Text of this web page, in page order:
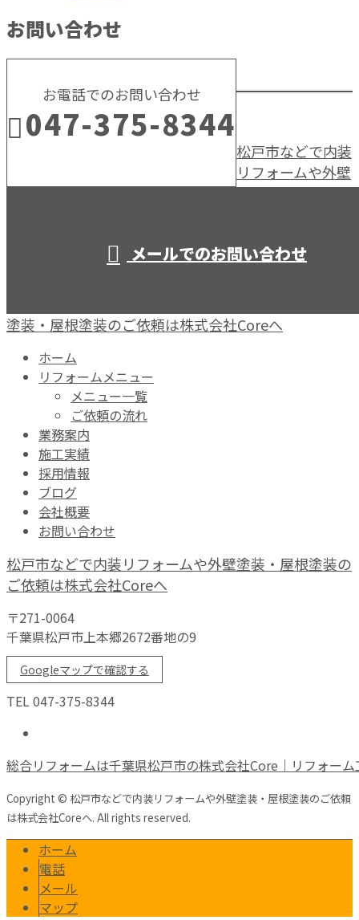
お問い合わせ
お電話でのお問い合わせ
047-375-8344
メールでのお問い合わせ
松戸市などで内装
リフォームや外壁
塗装・屋根塗装のご依頼は株式会社Coreへ
ホーム
リフォームメニュー
メニュー一覧
ご依頼の流れ
業務案内
施工実績
採用情報
ブログ
会社概要
お問い合わせ
松戸市などで内装リフォームや外壁塗装・屋根塗装の
ご依頼は株式会社Coreへ
〒271-0064
千葉県松戸市上本郷2672番地の9
Googleマップで確認する
TEL 047-375-8344
総合リフォームは千葉県松戸市の株式会社Core｜リフォー
Copyright © 松戸市などで内装リフォームや外壁塗装・屋根塗装のご依頼
は株式会社Coreへ. All rights reserved.
ホーム
電話
メール
マップ